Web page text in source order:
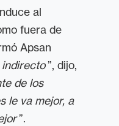
al
fuera de
Apsan
”, dijo,
de los
le va mejor, a
”.